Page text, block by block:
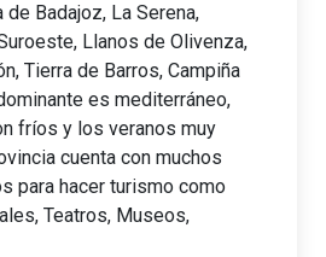
de Badajoz, La Serena,
Llanos de Olivenza,
Tierra de Barros, Campiña
es mediterráneo,
fríos y los veranos muy
cuenta con muchos
para hacer turismo como
Teatros, Museos,